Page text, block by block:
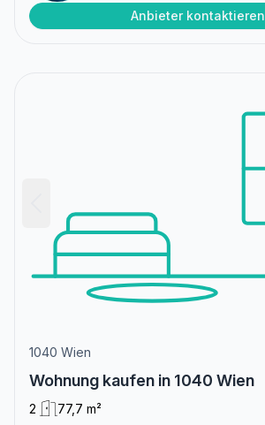
Anbieter kontaktieren
1040 Wien
Wohnung kaufen in 1040 Wien
2
77,7 m²